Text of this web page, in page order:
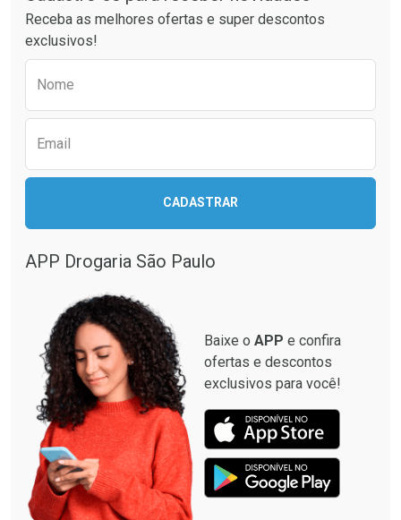
Comprar sem Desconto
Comprar sem Desconto
Por R$ 74,99/cada
Comprar sem Desconto
Comprar sem Desconto
Receba as melhores ofertas e super descontos
exclusivos!
Nome
Email
CADASTRAR
APP Drogaria São Paulo
Baixe o APP e confira
ofertas e descontos
exclusivos para você!